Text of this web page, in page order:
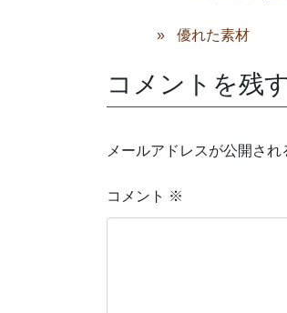
優れた素材
コメントを残
メールアドレスが公開され
コメント ※